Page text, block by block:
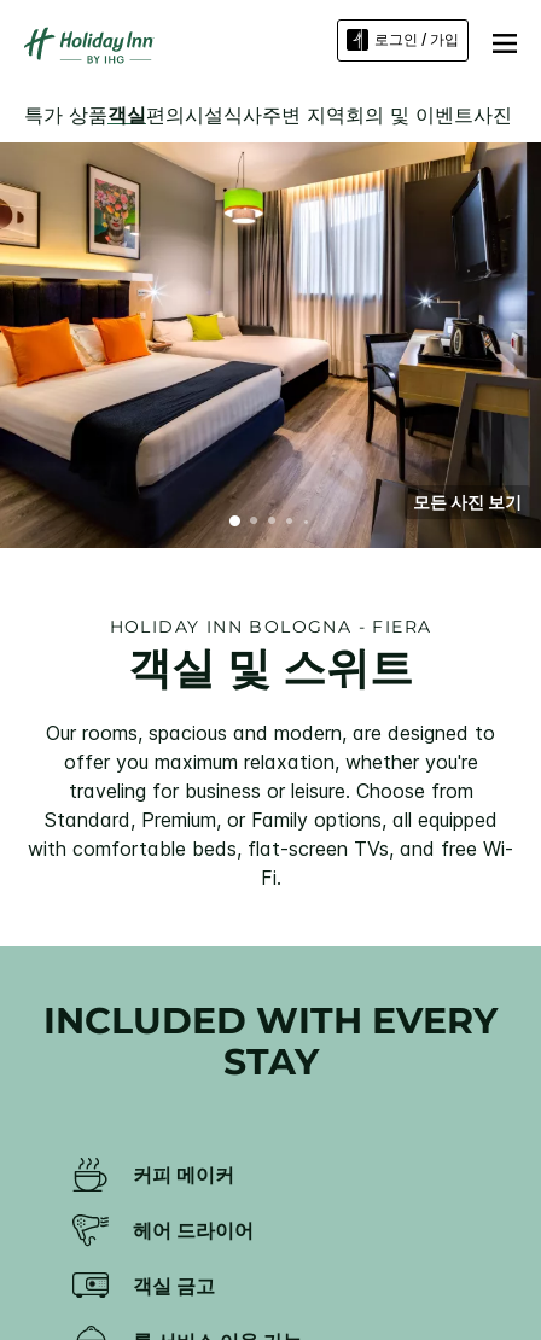
로그인 / 가입
특가 상품객실편의시설식사주변 지역회의 및 이벤트사진
모든 사진 보기
HOLIDAY INN BOLOGNA - FIERA
객실 및 스위트
Our rooms, spacious and modern, are designed to
offer you maximum relaxation, whether you're
traveling for business or leisure. Choose from
Standard, Premium, or Family options, all equipped
with comfortable beds, flat-screen TVs, and free Wi-
Fi.
INCLUDED WITH EVERY
STAY
커피 메이커
헤어 드라이어
객실 금고